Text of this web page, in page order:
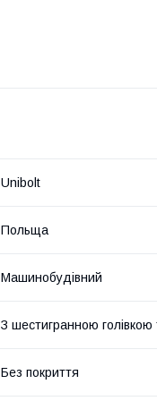
Unibolt
Польща
Машинобудівний
З шестигранною
Без покриття